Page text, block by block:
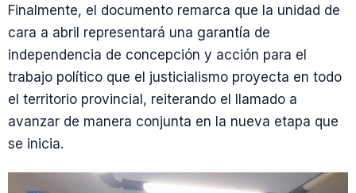
Finalmente, el documento remarca que la unidad de
cara a abril representará una garantía de
independencia de concepción y acción para el
trabajo político que el justicialismo proyecta en todo
el territorio provincial, reiterando el llamado a
avanzar de manera conjunta en la nueva etapa que
se inicia.